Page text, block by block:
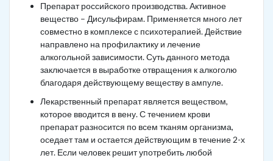
Препарат российского производства. Активное
вещество – Дисульфирам. Применяется много лет
совместно в комплексе с психотерапией. Действие
направлено на профилактику и лечение
алкогольной зависимости. Суть данного метода
заключается в выработке отвращения к алкоголю
благодаря действующему веществу в ампуле.
Лекарственный препарат является веществом,
которое вводится в вену. С течением крови
препарат разносится по всем тканям организма,
оседает там и остается действующим в течение 2-х
лет. Если человек решит употребить любой